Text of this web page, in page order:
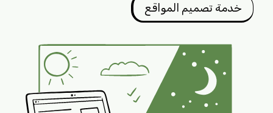
خدمة تصميم المواقع